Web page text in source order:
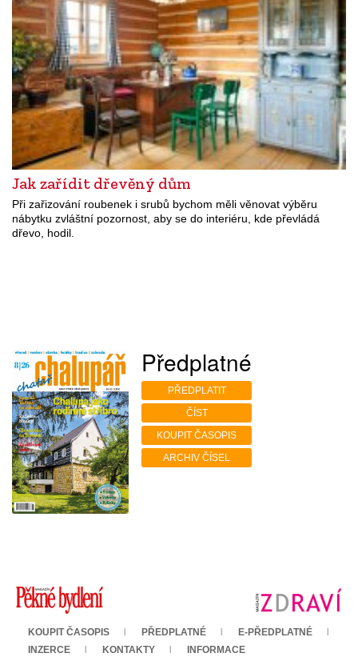
Jak zařídit dřevěný dům
Při zařizování roubenek i srubů bychom měli věnovat výběru
nábytku zvláštní pozornost, aby se do interiéru, kde převládá
dřevo, hodil.
Předplatné
PŘEDPLATIT
ČÍST
KOUPIT ČASOPIS
ARCHIV ČÍSEL
KOUPIT ČASOPIS PŘEDPLATNÉ
E-PŘEDPLATNÉ
INZERCE
KONTAKTY INFORMACE